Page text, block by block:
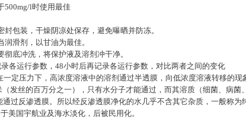
500mg/l时使用最佳
包装，干燥阴凉处保存，避免曝晒并防冻。
滑剂，以甘油为最佳。
底冲洗，将保护液及溶剂冲干净。
各运行参数，48小时后再记录各运行参数，对比两者之间的变化
一定压力下，高浓度溶液中的溶剂通过半透膜，向低浓度溶液转移的现
发丝的百万分之一），只有水分子才能通过，而其溶质（细菌、病菌
过反渗透膜。所以经反渗透膜净化的水几乎不含其它杂质，一般称为
美国宇航业及海水淡化，后被民用化。